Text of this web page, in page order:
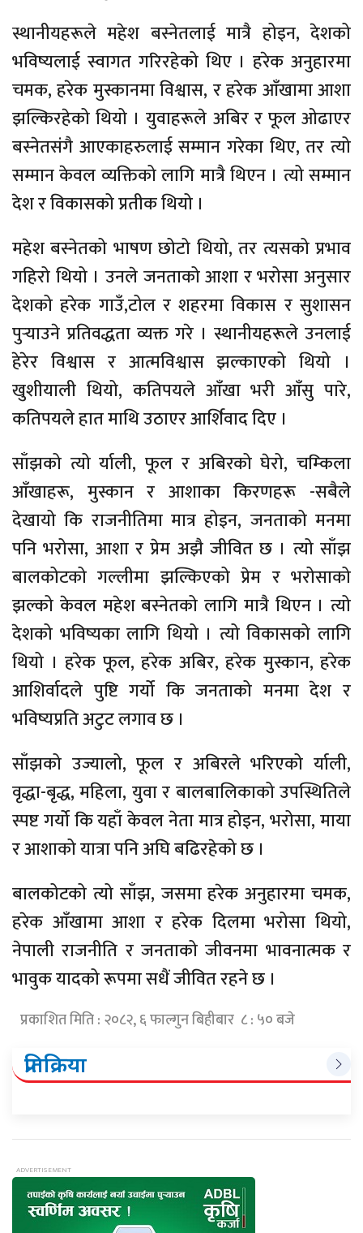
स्थानीयहरूले महेश बस्नेतलाई मात्रै होइन, देशको
भविष्यलाई स्वागत गरिरहेको थिए । हरेक अनुहारमा
चमक, हरेक मुस्कानमा विश्वास, र हरेक आँखामा आशा
झल्किरहेको थियो । युवाहरूले अबिर र फूल ओढाएर
बस्नेतसंगै आएकाहरुलाई सम्मान गरेका थिए, तर त्यो
सम्मान केवल व्यक्तिको लागि मात्रै थिएन । त्यो सम्मान
देश र विकासको प्रतीक थियो ।
महेश बस्नेतको भाषण छोटो थियो, तर त्यसको प्रभाव
गहिरो थियो । उनले जनताको आशा र भरोसा अनुसार
देशको हरेक गाउँ,टोल र शहरमा विकास र सुशासन
पुर्‍याउने प्रतिवद्धता व्यक्त गरे । स्थानीयहरूले उनलाई
हेरेर विश्वास र आत्मविश्वास झल्काएको थियो ।
खुशीयाली थियो, कतिपयले आँखा भरी आँसु पारे,
कतिपयले हात माथि उठाएर आर्शिवाद दिए ।
साँझको त्यो र्याली, फूल र अबिरको घेरो, चम्किला
आँखाहरू, मुस्कान र आशाका किरणहरू -सबैले
देखायो कि राजनीतिमा मात्र होइन, जनताको मनमा
पनि भरोसा, आशा र प्रेम अझै जीवित छ । त्यो साँझ
बालकोटको गल्लीमा झल्किएको प्रेम र भरोसाको
झल्को केवल महेश बस्नेतको लागि मात्रै थिएन । त्यो
देशको भविष्यका लागि थियो । त्यो विकासको लागि
थियो । हरेक फूल, हरेक अबिर, हरेक मुस्कान, हरेक
आशिर्वादले पुष्टि गर्यो कि जनताको मनमा देश र
भविष्यप्रति अटुट लगाव छ ।
साँझको उज्यालो, फूल र अबिरले भरिएको र्याली,
वृद्धा-बृद्ध, महिला, युवा र बालबालिकाको उपस्थितिले
स्पष्ट गर्यो कि यहाँ केवल नेता मात्र होइन, भरोसा, माया
र आशाको यात्रा पनि अघि बढिरहेको छ ।
बालकोटको त्यो साँझ, जसमा हरेक अनुहारमा चमक,
हरेक आँखामा आशा र हरेक दिलमा भरोसा थियो,
नेपाली राजनीति र जनताको जीवनमा भावनात्मक र
भावुक यादको रूपमा सधैं जीवित रहने छ ।
प्रकाशित मिति : २०८२, ६ फाल्गुन बिहीबार ८ : ५० बजे
प्रतिक्रिया